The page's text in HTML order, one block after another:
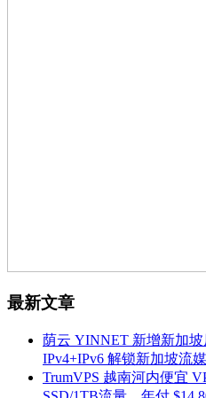
最新文章
荫云 YINNET 新增新加坡
IPv4+IPv6 解锁新加坡流
TrumVPS 越南河内便宜